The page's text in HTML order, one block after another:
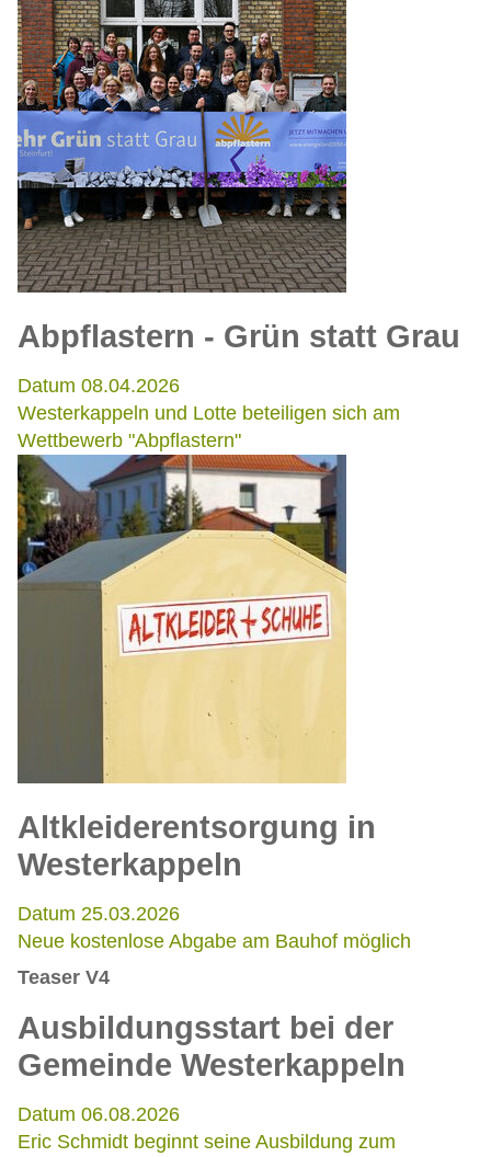
Abpflastern - Grün statt Grau
Datum 08.04.2026
Westerkappeln und Lotte beteiligen sich am
Wettbewerb "Abpflastern"
Altkleiderentsorgung in
Westerkappeln
Datum 25.03.2026
Neue kostenlose Abgabe am Bauhof möglich
Teaser V4
Ausbildungsstart bei der
Gemeinde Westerkappeln
Datum 06.08.2026
Eric Schmidt beginnt seine Ausbildung zum